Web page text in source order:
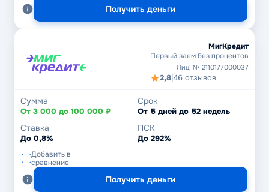
Получить деньги
МигКредит
Первый заем без процентов
Лиц. № 2110177000037
2,8|46 отзывов
Сумма
От 3 000 до 100 000 ₽
Срок
От 5 дней до 52 недель
Ставка
До 0,8%
ПСК
До 292%
Добавить в
сравнение
Получить деньги